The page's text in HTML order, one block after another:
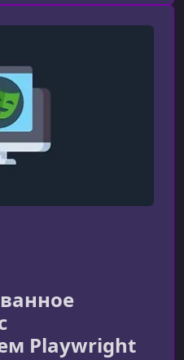
Playwright лучшим
сочетает
и мощные
инженеров по
Playwright